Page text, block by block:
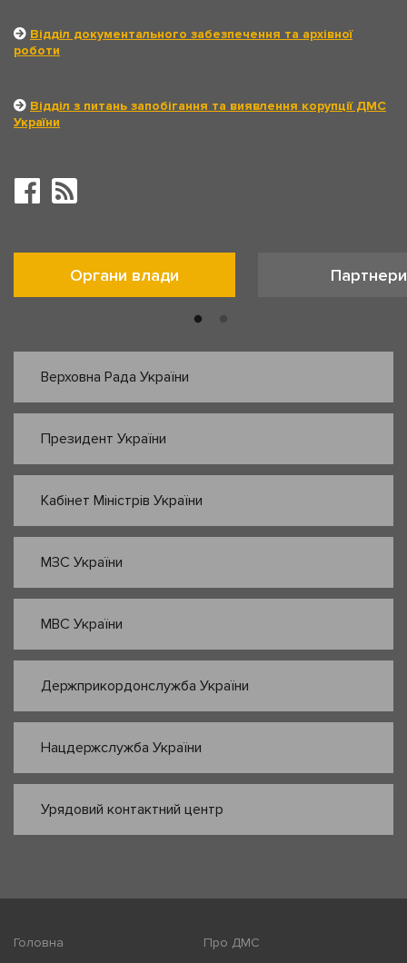
Відділ документального забезпечення та архівної
роботи
Відділ з питань запобігання та виявлення корупції ДМС
України
Органи влади Партнери
Верховна Рада України
Президент України
Кабінет Міністрів України
МЗС України
МВС України
Держприкордонслужба України
Нацдержслужба України
Урядовий контактний центр
Головна
Про ДМС